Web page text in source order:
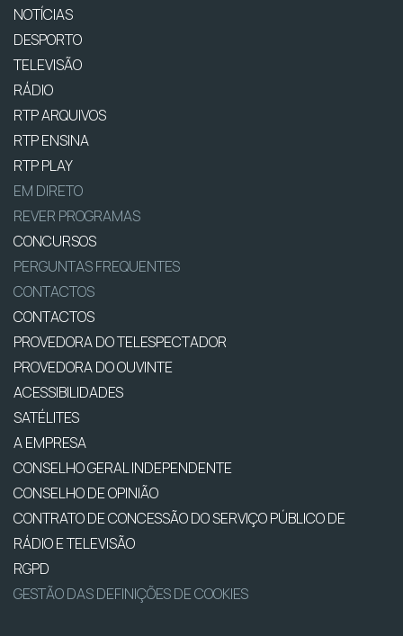
NOTÍCIAS
DESPORTO
TELEVISÃO
RÁDIO
RTP ARQUIVOS
RTP ENSINA
RTP PLAY
EM DIRETO
REVER PROGRAMAS
CONCURSOS
PERGUNTAS FREQUENTES
CONTACTOS
CONTACTOS
PROVEDORA DO TELESPECTADOR
PROVEDORA DO OUVINTE
ACESSIBILIDADES
SATÉLITES
A EMPRESA
CONSELHO GERAL INDEPENDENTE
CONSELHO DE OPINIÃO
CONTRATO DE CONCESSÃO DO SERVIÇO PÚBLICO DE
RÁDIO E TELEVISÃO
RGPD
GESTÃO DAS DEFINIÇÕES DE COOKIES